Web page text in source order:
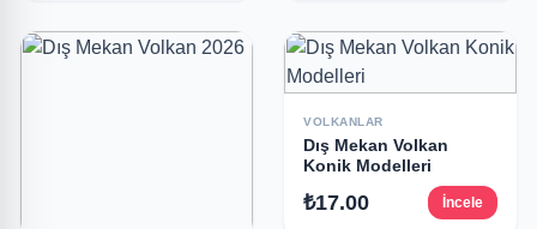
Pasta Maytabı
₺9.00 İncele
VOLKANLAR
Dış Mekan Volkan
Konik Modelleri
₺17.00 İncele